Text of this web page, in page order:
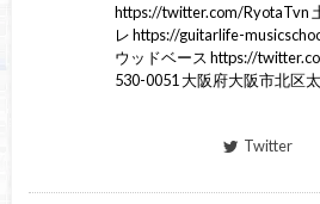
https://twitter.com/RyotaTvn
レ https://guitarlife-
ウッドベース https://
530-0051 大阪府大阪市北区
Twitter